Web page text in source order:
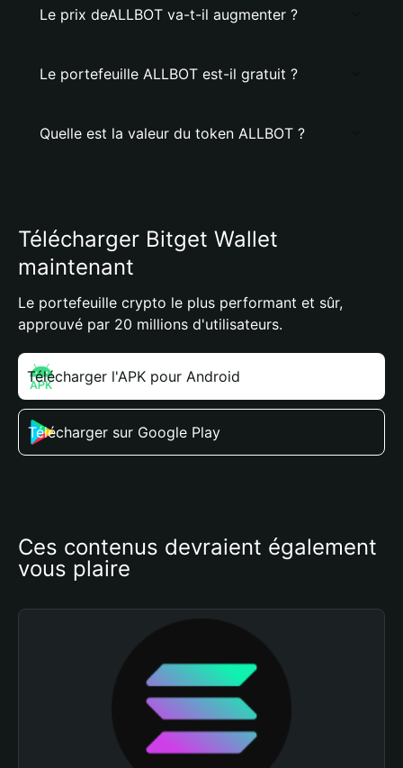
Le prix deALLBOT va-t-il augmenter ?
Le portefeuille ALLBOT est-il gratuit ?
Quelle est la valeur du token ALLBOT ?
Télécharger Bitget Wallet
maintenant
Le portefeuille crypto le plus performant et sûr,
approuvé par 20 millions d'utilisateurs.
Télécharger l'APK pour Android
Télécharger sur Google Play
Ces contenus devraient également
vous plaire